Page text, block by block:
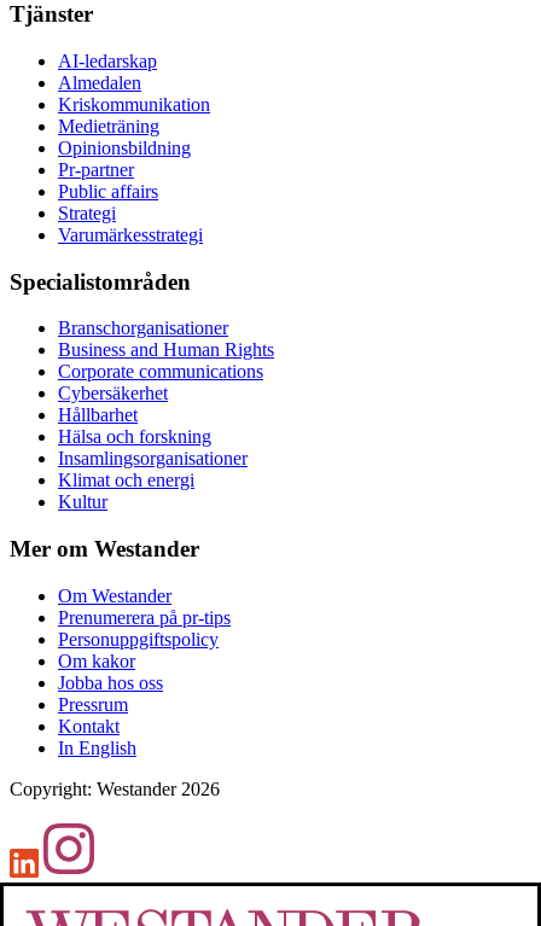
Tjänster
AI-ledarskap
Almedalen
Kris­kommunikation
Medieträning
Opinionsbildning
Pr-partner
Public affairs
Strategi
Varumärkesstrategi
Specialistområden
Branschorganisationer
Business and Human Rights
Corporate communications
Cybersäkerhet
Hållbarhet
Hälsa och forskning
Insamlingsorganisationer
Klimat och energi
Kultur
Mer om Westander
Om Westander
Prenumerera på pr-tips
Personuppgiftspolicy
Om kakor
Jobba hos oss
Pressrum
Kontakt
In English
Copyright: Westander 2026